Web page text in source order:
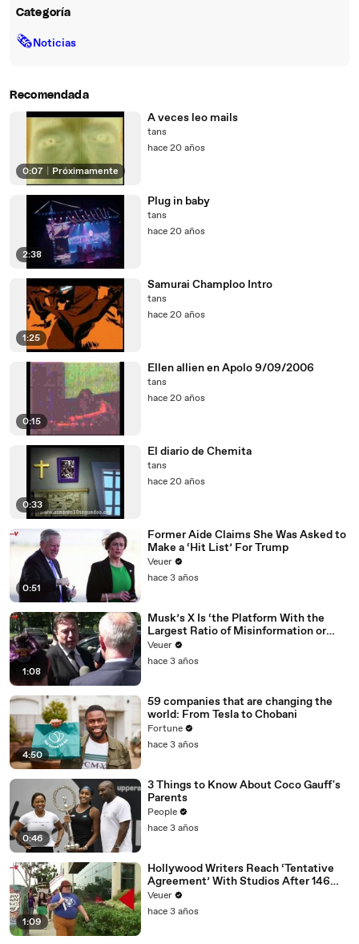
Categoría
🗞Noticias
Recomendada
0:07 Próximamente
A veces leo mails
tans
hace 20 años
2:38
Plug in baby
tans
hace 20 años
1:25
Samurai Champloo Intro
tans
hace 20 años
0:15
Ellen allien en Apolo 9/09/2006
tans
hace 20 años
0:33
El diario de Chemita
tans
hace 20 años
0:51
Former Aide Claims She Was Asked to
Make a ‘Hit List’ For Trump
Veuer
hace 3 años
1:08
Musk’s X Is ‘the Platform With the
Largest Ratio of Misinformation or
Disinformation’ Amongst All Social
Media Platforms
Veuer
hace 3 años
4:50
59 companies that are changing the
world: From Tesla to Chobani
Fortune
hace 3 años
0:46
3 Things to Know About Coco Gauff's
Parents
People
hace 3 años
1:09
Hollywood Writers Reach ‘Tentative
Agreement’ With Studios After 146
Day Strike
Veuer
hace 3 años